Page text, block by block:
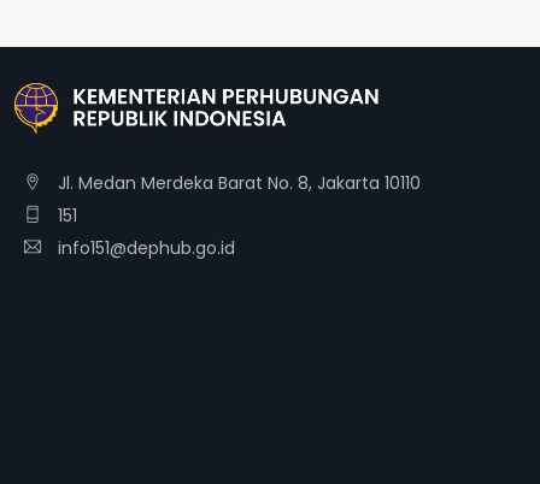
Jl. Medan Merdeka Barat No. 8, Jakarta 10110
151
info151@dephub.go.id